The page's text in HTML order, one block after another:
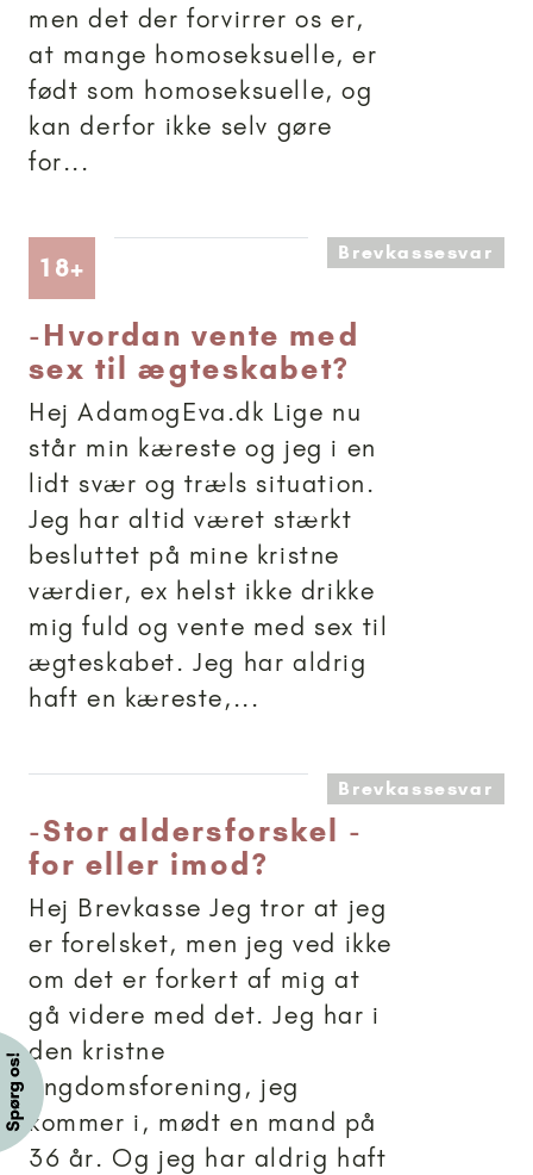
men det der forvirrer os er,
at mange homoseksuelle, er
født som homoseksuelle, og
kan derfor ikke selv gøre
for...
18+ Artikler anbefalet til 18+Brevkassesvar
-Hvordan vente med
sex til ægteskabet?
Hej AdamogEva.dk Lige nu
står min kæreste og jeg i en
lidt svær og træls situation.
Jeg har altid været stærkt
besluttet på mine kristne
værdier, ex helst ikke drikke
mig fuld og vente med sex til
ægteskabet. Jeg har aldrig
haft en kæreste,...
Brevkassesvar
-Stor aldersforskel -
for eller imod?
Hej Brevkasse Jeg tror at jeg
er forelsket, men jeg ved ikke
om det er forkert af mig at
gå videre med det. Jeg har i
den kristne
ungdomsforening, jeg
kommer i, mødt en mand på
36 år. Og jeg har aldrig haft